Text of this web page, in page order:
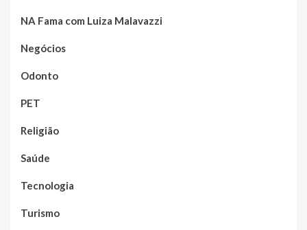
NA Fama com Luiza Malavazzi
Negócios
Odonto
PET
Religião
Saúde
Tecnologia
Turismo